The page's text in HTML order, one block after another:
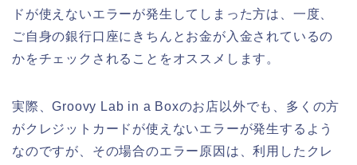
ドが使えないエラーが発生してしまった方は、一度、
ご自身の銀行口座にきちんとお金が入金されているの
かをチェックされることをオススメします。
実際、Groovy Lab in a Boxのお店以外でも、多くの方
がクレジットカードが使えないエラーが発生するよう
なのですが、その場合のエラー原因は、利用したクレ